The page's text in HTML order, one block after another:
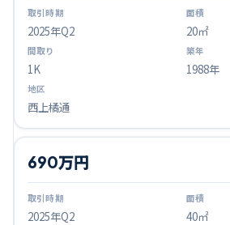
2025年Q2 20㎡
1K 1988年
西上橘通
2025年Q2
690万円
40㎡